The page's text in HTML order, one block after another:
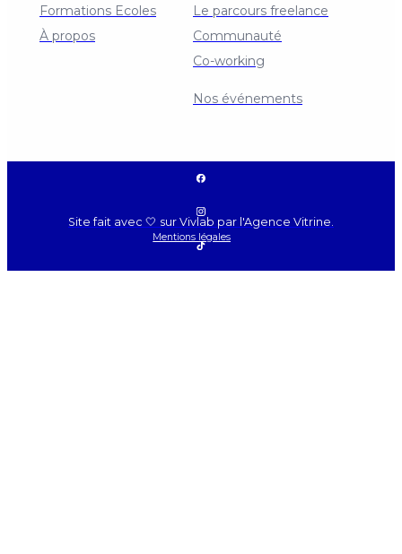
Co-working
Nos événements
Formations Ecoles Le parcours freelance
À propos Communauté
Mentions légales
Site fait avec 🤍 sur Vivlab par l'Agence Vitrine.